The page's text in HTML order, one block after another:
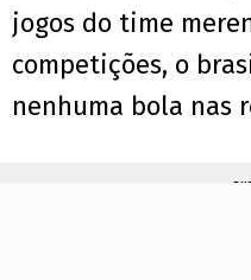
jogos do time
competições, o
nenhuma bola nas